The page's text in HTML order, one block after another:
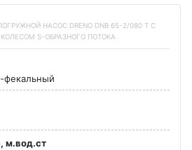
НАСОС DRENO DNB 65-2/080 T С
S-ОБРАЗНОГО ПОТОКА
фекальный
м.вод.ст